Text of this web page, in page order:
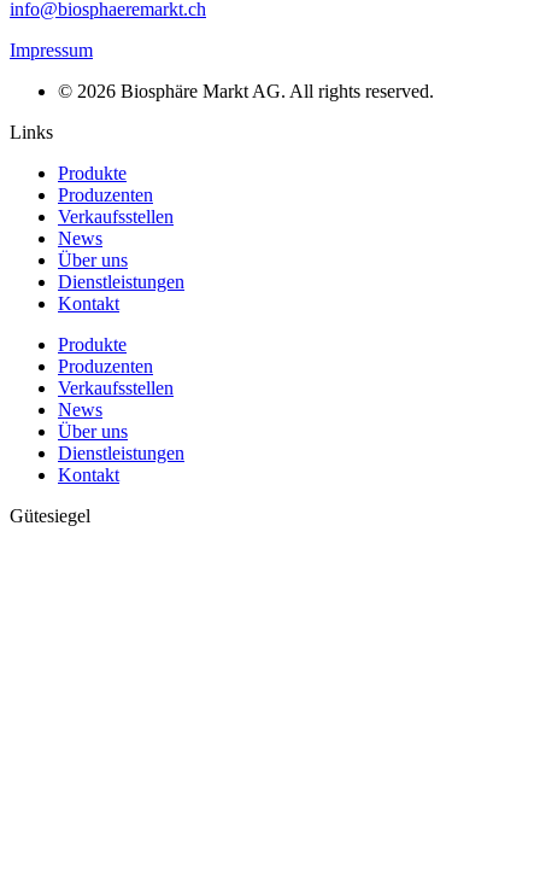
info@biosphaeremarkt.ch
Impressum
© 2026 Biosphäre Markt AG. All rights reserved.
Links
Produkte
Produzenten
Verkaufsstellen
News
Über uns
Dienstleistungen
Kontakt
Produkte
Produzenten
Verkaufsstellen
News
Über uns
Dienstleistungen
Kontakt
Gütesiegel